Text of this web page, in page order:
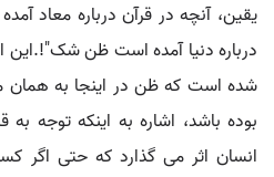
یقین، آنچه در قرآن درباره معاد
درباره دنیا آمده است ظن شک"!.این
شده است که ظن در اینجا به همان
بوده باشد، اشاره به اینکه توجه
انسان اثر می گذارد که حتی اگر